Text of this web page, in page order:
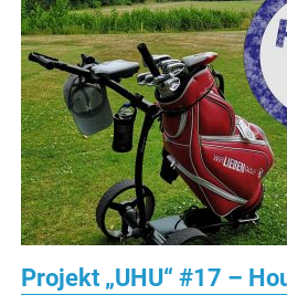
Projekt „UHU“ #17 –